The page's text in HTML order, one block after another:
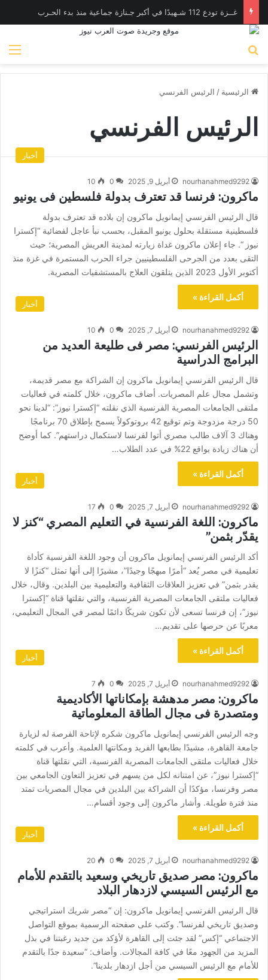
غــزة تودع 112 شـهيدًا في أكبر جـنازة جماعية منذ بدء الحـرب
الرئيسية / الرئيس الفرنسي
الرئيس الفرنسي
أخبار
nourhanahmed9292 أبريل 9, 2025 0
10
ماكرون: فرنسا قد تعترف بدولة فلسطين فى يونيو
قال الرئيس الفرنسي إيمانويل ماكرون إن بلاده قد تعترف بدولة
فلسطينية مستقلة بحلول يونيو المقبل، بحسب نبأ عاجل لفضائية “إكسترا
نيوز “. جاء إعلان ماكرون غداة زيارته لمدينة العريش المصرية؛ حيث
التقى بعدد من الجرحى الفلسطينيين جراء الحرب المستمرة في غزة منذ
أكتوبر الأول 2023 الذين يتلقون العلاج بالمستشفيات المصرية.
أكمل القراءة »
أخبار
nourhanahmed9292 أبريل 7, 2025 0
10
الرئيس الفرنسي: مصر فى طليعة العديد من
البرامج الدراسية
قال الرئيس الفرنسي إيمانويل ماكرون إن الشراكة مع مصر قديمة،
وتشمل مجال علم المصريات. أضاف ماكرون، خلال كلمته في فعاليات
ملتقى الجامعات المصرية الفرنسية الذي نقلته “إكسترا نيوز”: “لدينا نحو
50 درجة مزدوجة وتم توقيع 42 بروتوكولاً يسمح بإطلاق 70 برنامجًا
وهناك 3 آلاف طالب مصري أتوا لفرنسا لاستكمال دراستهم”. كما أوضح
أن هناك زيادة بواقع 22% في عدد الطلاب…
أكمل القراءة »
أخبار
nourhanahmed9292 أبريل 7, 2025 0
17
ماكرون: اللغة الفرنسية في التعليم المصري “كنز لا
يقدّر بثمن”
أكد الرئيس الفرنسي إيمانويل ماكرون أن وجود اللغة الفرنسية كأداة
تعليمية في مصر يُعد “أمرًا مبهجًا وجيدًا”، مشيرًا إلى أنها تمثل “كنزًا لا
يقدر بثمن” في تعزيز العلاقات الثقافية والتعليمية بين البلدين. وقال، خلال
فعاليات ملتقى الجامعات المصرية الفرنسية، والتي نقلتها قناة “إكسترا
نيوز”، إن فرنسا تسعى لأن تكون شريكًا دائمًا لمصر في المجال التعليمي،
معربًا عن حرصها على تقديم…
أكمل القراءة »
أخبار
nourhanahmed9292 أبريل 7, 2025 0
7
ماكرون: مصر مدهشة بإمكاناتها الأكاديمية
ومتصدرة فى مجال الطاقة المعلوماتية
وجه الرئيس الفرنسي إيمانويل ماكرون شكره لإتاحة الفرصة له لزيارة
جامعة القاهرة، مشيدًا بطابعها الفريد ومكانتها العلمية. وأعرب في كلمته
خلال فعاليات ملتقى الجامعات المصرية الفرنسية، التي نقلتها قناة
“إكسترا نيوز”، عن امتنانه لكل من يسهم في تعزيز التعاون الجامعي بين
مصر وفرنسا، مؤكدًا أن الشراكة بين البلدين في مجال المصريات تمتد
منذ فترة طويلة. وأشار ماكرون إلى وجود أقسام…
أكمل القراءة »
أخبار
nourhanahmed9292 أبريل 7, 2025 0
20
ماكرون: مصر صديق تاريخي وسعيد بالتقدم للأمام
مع الرئيس السيسي لازدهار البلاد
قال الرئيس الفرنسي إيمانويل ماكرون: إن “مصر شريك استراتيجي
وصديق تاريخي لفرنسا”. وكتب على صفحته الرسمية بموقع التواصل
الاجتماعي “إكس” لقد جئت إلى القاهرة لأؤكد من جديد رغبتنا في بذل
المزيد من الجهود معًا في كافة المجالات. وأضاف: “سعيدة جدًا بالتقدم
للأمام مع الرئيس السيسي من أجل ازدهار بلدينا”.